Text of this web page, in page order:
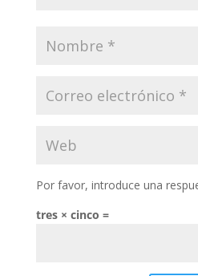
Por favor, introduce una
tres × cinco =